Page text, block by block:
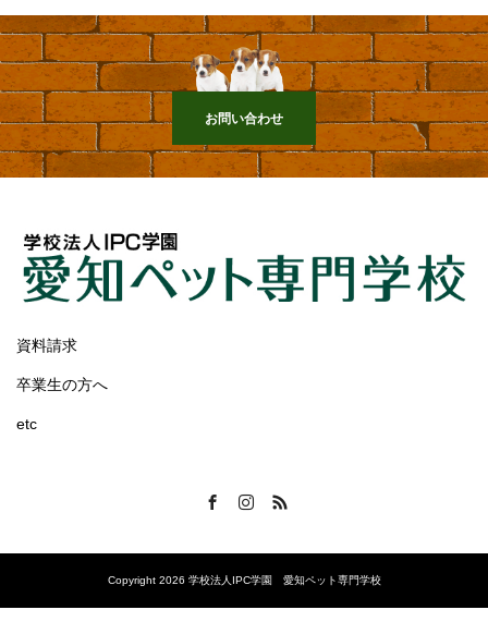
お問い合わせ
資料請求
卒業生の方へ
etc
FacebookInstagram
Copyright 2026 学校法人IPC学園 愛知ペット専門学校